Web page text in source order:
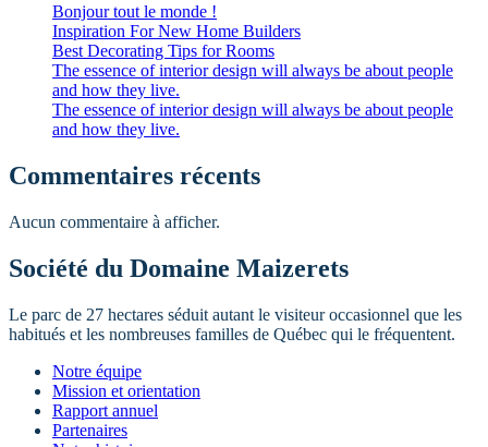
Bonjour tout le monde !
Inspiration For New Home Builders
Best Decorating Tips for Rooms
The essence of interior design will always be about people
and how they live.
The essence of interior design will always be about people
and how they live.
Commentaires récents
Aucun commentaire à afficher.
Société du Domaine Maizerets
Le parc de 27 hectares séduit autant le visiteur occasionnel que les
habitués et les nombreuses familles de Québec qui le fréquentent.
Notre équipe
Mission et orientation
Rapport annuel
Partenaires